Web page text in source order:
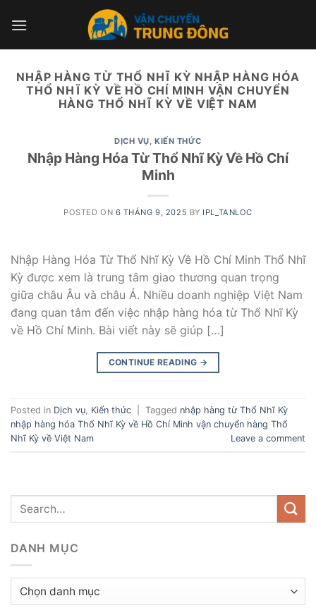
NHẬP HÀNG TỪ THỔ NHĨ KỲ NHẬP HÀNG HÓA
THỔ NHĨ KỲ VỀ HỒ CHÍ MINH VẬN CHUYỂN
HÀNG THỔ NHĨ KỲ VỀ VIỆT NAM
DỊCH VỤ, KIẾN THỨC
Nhập Hàng Hóa Từ Thổ Nhĩ Kỳ Về Hồ Chí
Minh
POSTED ON 6 THÁNG 9, 2025 BY IPL_TANLOC
Nhập Hàng Hóa Từ Thổ Nhĩ Kỳ Về Hồ Chí Minh Thổ Nhĩ
Kỳ được xem là trung tâm giao thương quan trọng
giữa châu Âu và châu Á. Nhiều doanh nghiệp Việt Nam
đang quan tâm đến việc nhập hàng hóa từ Thổ Nhĩ Kỳ
về Hồ Chí Minh. Bài viết này sẽ giúp […]
CONTINUE READING →
Posted in Dịch vụ Kiến thức Tagged nhập hàng từ Thổ Nhĩ Kỳ
nhập hàng hóa Thổ Nhĩ Kỳ về Hồ Chí Minh vận chuyển hàng Thổ
Nhĩ Kỳ về Việt Nam
Leave a comment
DANH MỤC
Danh